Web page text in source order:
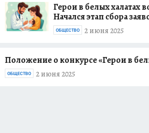
Герои в белых халатах
Начался этап сбора
2 июня 2025
ОБЩЕСТВО
Положение о конкурсе «Герои в
2 июня 2025
ОБЩЕСТВО